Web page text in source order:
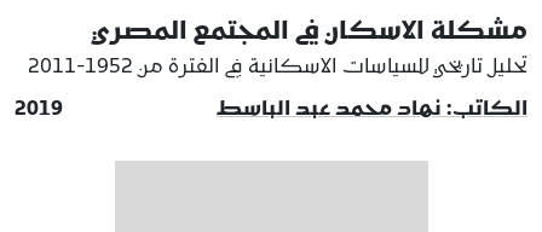
مشكلة الاسكان في المجتمع المصري
تحليل تاريخي للسياسات الاسكانية في الفترة من 1952-2011
الكاتب: نهاد محمد عبد الباسط
2019